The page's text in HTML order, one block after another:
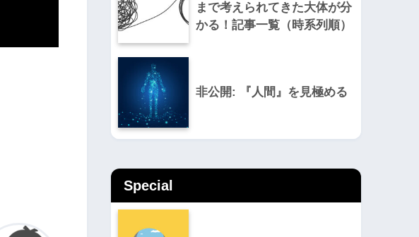
まで考えられてきた大体が分
かる！記事一覧（時系列順）
非公開: 『人間』を見極める
Special